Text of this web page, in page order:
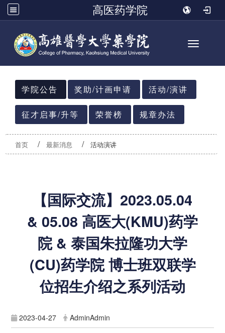
高医药学院
Toggle
:::
学院公告
奖助/计画申请 活动/演讲
征才启事/升等 荣誉榜 规章办法
首页 最新消息 活动演讲
【国际交流】2023.05.04
& 05.08 高医大(KMU)药学
院 & 泰国朱拉隆功大学
(CU)药学院 博士班双联学
位招生介绍之系列活动
2023-04-27 AdminAdmin